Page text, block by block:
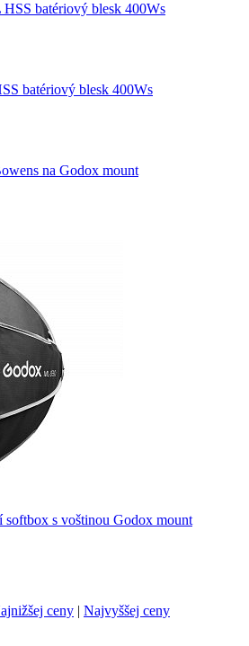
batériový blesk 400Ws
batériový blesk 400Ws
na Godox mount
s voštinou Godox mount
ceny | Najvyššej ceny